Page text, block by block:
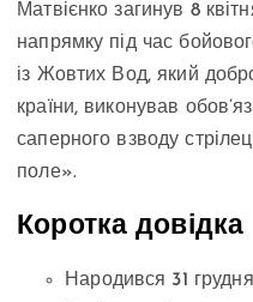
Матвієнко загинув 8
напрямку під час
із Жовтих Вод, який
країни, виконував
саперного взводу
поле».
Коротка довідка
Народився 31